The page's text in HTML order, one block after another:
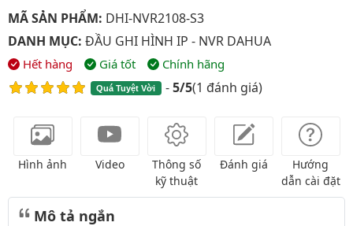
MÃ SẢN PHẨM: DHI-NVR2108-S3
DANH MỤC: ĐẦU GHI HÌNH IP - NVR DAHUA
Hết hàng Giá tốt Chính hãng
Quá Tuyệt Vời -5/5(1 đánh giá)
Hình ảnh Video
Thông số
kỹ thuật
Đánh giá
Hướng
dẫn cài đặt
Mô tả ngắn